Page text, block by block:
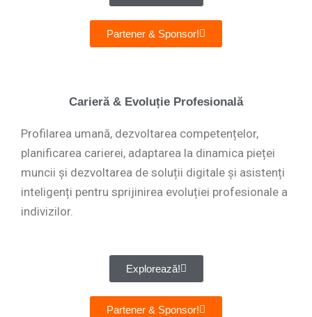
Partener & Sponsor!
Carieră & Evoluție Profesională
Profilarea umană, dezvoltarea competențelor,
planificarea carierei, adaptarea la dinamica pieței
muncii și dezvoltarea de soluții digitale și asistenți
inteligenți pentru sprijinirea evoluției profesionale a
indivizilor.
Explorează!
Partener & Sponsor!